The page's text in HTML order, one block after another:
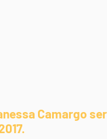
Camargo